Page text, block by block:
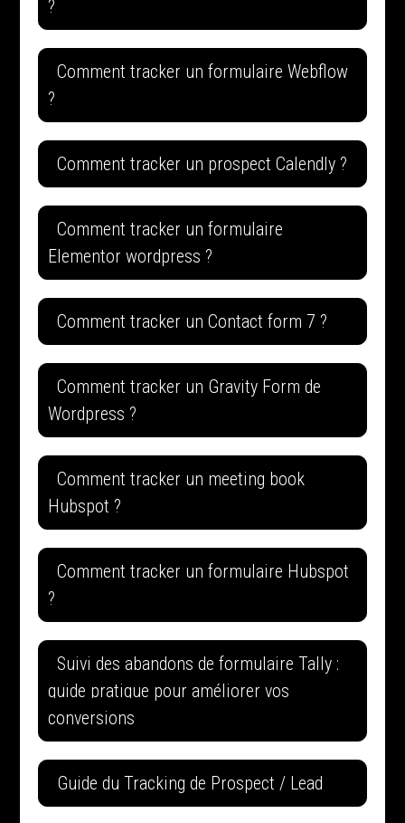
?
Comment tracker un formulaire Webflow
?
Comment tracker un prospect Calendly ?
Comment tracker un formulaire
Elementor wordpress ?
Comment tracker un Contact form 7 ?
Comment tracker un Gravity Form de
Wordpress ?
Comment tracker un meeting book
Hubspot ?
Comment tracker un formulaire Hubspot
?
Suivi des abandons de formulaire Tally :
guide pratique pour améliorer vos
conversions
Guide du Tracking de Prospect / Lead